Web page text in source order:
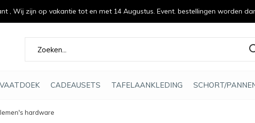
VAATDOEK CADEAUSETS TAFELAANKLEDING SCHORT/
en met liefde gemaakt
hardware
, Wij zijn op vakantie tot en met 14 Augustus. Event. bestellingen worden